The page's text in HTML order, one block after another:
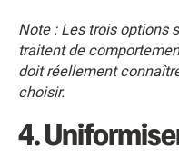
Note : Les trois options
traitent de
doit réellement
choisir.
4.